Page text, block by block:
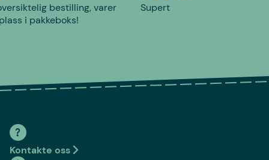
bestilling, varer
i pakkeboks!
Supert
Kontakte oss